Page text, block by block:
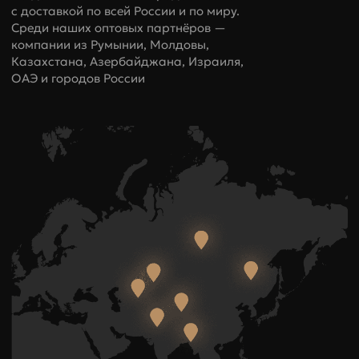
с доставкой по всей России и по миру.
Среди наших оптовых партнёров —
компании из Румынии, Молдовы,
Казахстана, Азербайджана, Израиля,
ОАЭ и городов России
Обхват
талии
54-59 60-67